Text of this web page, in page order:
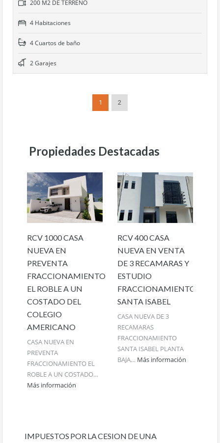
200 M2 DE TERRENO
4 Habitaciones
4 Cuartos de baño
2 Garajes
1 2
Propiedades Destacadas
RCV 1000 CASA
NUEVA EN
PREVENTA
FRACCIONAMIENTO
EL ROBLE A UN
COSTADO DEL
COLEGIO
AMERICANO
CASA NUEVA EN
PREVENTA
FRACCIONAMIENTO EL
ROBLE A UN COSTADO…
Más información
RCV 400 CASA
NUEVA EN VENTA
DE 3 RECAMARAS Y
ESTUDIO
FRACCIONAMIENTO
SANTA ISABEL
CASA NUEVA DE 3
RECAMARAS
FRACCIONAMIENTO
SANTA ISABEL PLANTA
BAJA… Más información
IMPUESTOS POR LA CESION DE UNA